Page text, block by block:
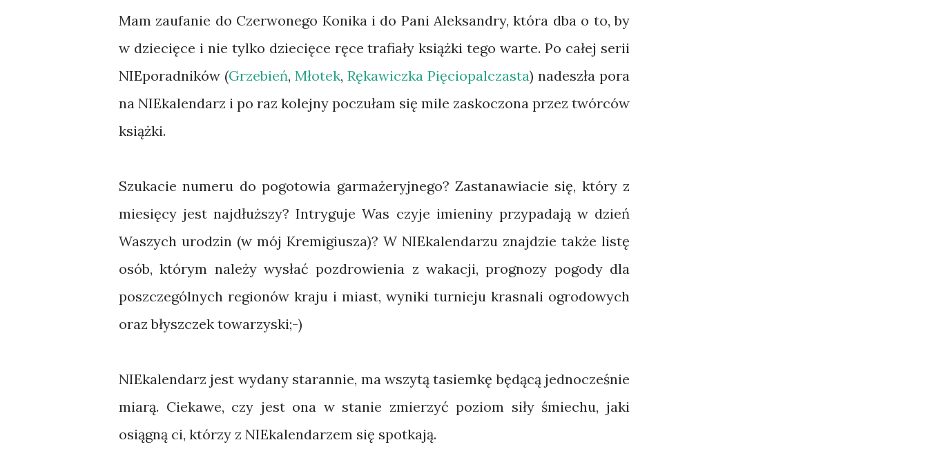
Mam zaufanie do Czerwonego Konika i do Pani Aleksandry, która dba o to, by
w dziecięce i nie tylko dziecięce ręce trafiały książki tego warte. Po całej serii
NIEporadników (Grzebień, Młotek, Rękawiczka Pięciopalczasta) nadeszła pora
na NIEkalendarz i po raz kolejny poczułam się mile zaskoczona przez twórców
książki.
Szukacie numeru do pogotowia garmażeryjnego? Zastanawiacie się, który z
miesięcy jest najdłuższy? Intryguje Was czyje imieniny przypadają w dzień
Waszych urodzin (w mój Kremigiusza)? W NIEkalendarzu znajdzie także listę
osób, którym należy wysłać pozdrowienia z wakacji, prognozy pogody dla
poszczególnych regionów kraju i miast, wyniki turnieju krasnali ogrodowych
oraz błyszczek towarzyski;-)
NIEkalendarz jest wydany starannie, ma wszytą tasiemkę będącą jednocześnie
miarą. Ciekawe, czy jest ona w stanie zmierzyć poziom siły śmiechu, jaki
osiągną ci, którzy z NIEkalendarzem się spotkają.